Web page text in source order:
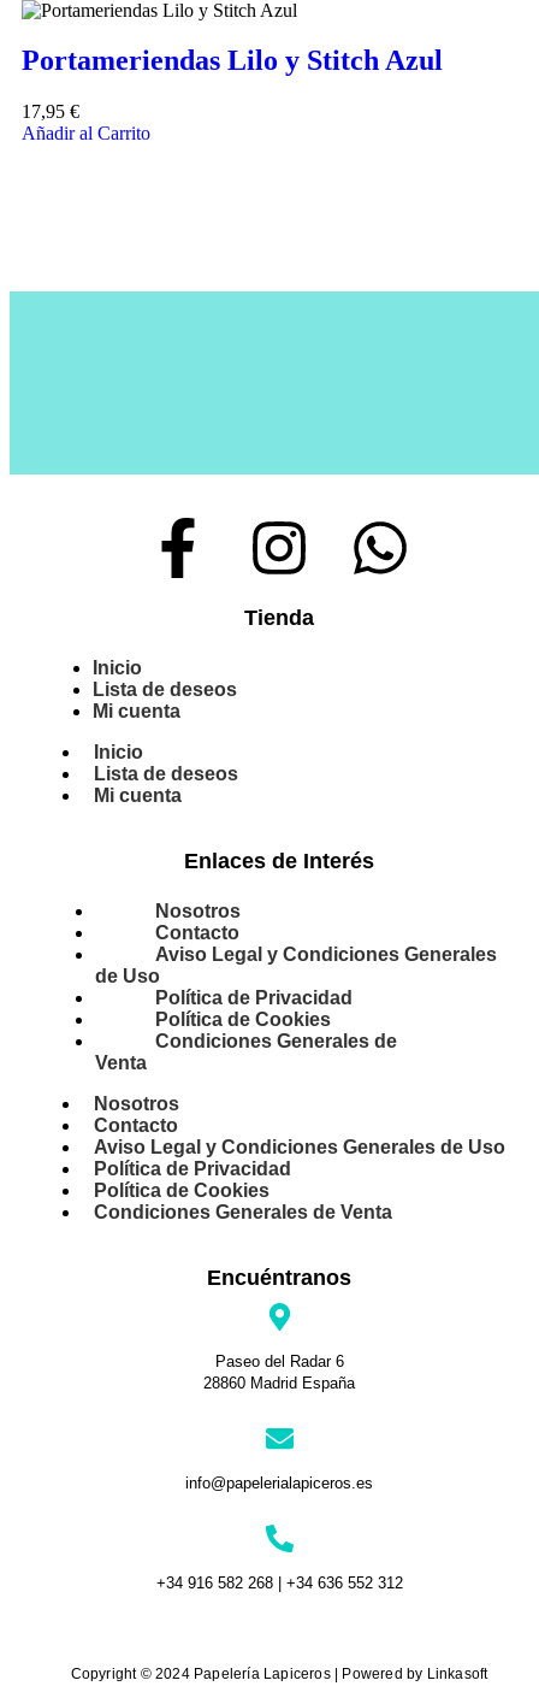
Portameriendas Lilo y Stitch Azul
17,95 €
Añadir al Carrito
Tienda
Inicio
Lista de deseos
Mi cuenta
Inicio
Lista de deseos
Mi cuenta
Enlaces de Interés
Nosotros
Contacto
Aviso Legal y Condiciones Generales
de Uso
Política de Privacidad
Política de Cookies
Condiciones Generales de
Venta
Nosotros
Contacto
Aviso Legal y Condiciones Generales de Uso
Política de Privacidad
Política de Cookies
Condiciones Generales de Venta
Encuéntranos
Paseo del Radar 6
28860 Madrid España
info@papelerialapiceros.es
+34 916 582 268 | +34 636 552 312
Copyright © 2024 Papelería Lapiceros | Powered by Linkasoft